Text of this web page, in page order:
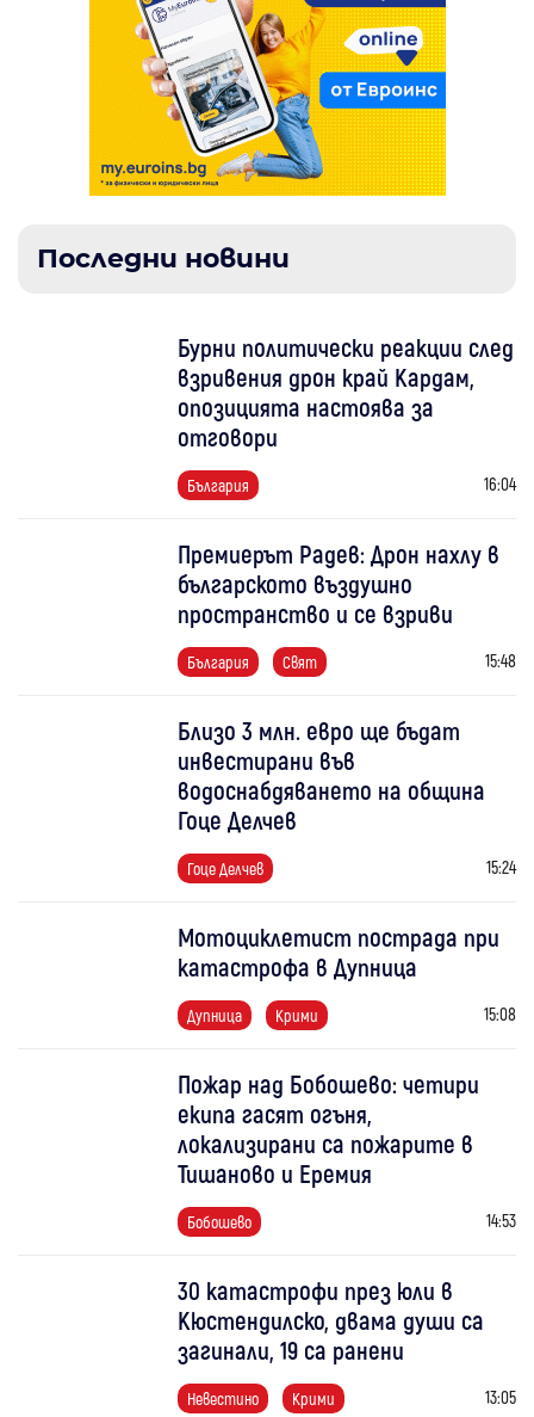
Последни новини
Бурни политически реакции след
взривения дрон край Кардам,
опозицията настоява за
отговори
България 16:04
Премиерът Радев: Дрон нахлу в
българското въздушно
пространство и се взриви
България Свят 15:48
Близо 3 млн. евро ще бъдат
инвестирани във
водоснабдяването на община
Гоце Делчев
Гоце Делчев 15:24
Мотоциклетист пострада при
катастрофа в Дупница
Дупница Крими 15:08
Пожар над Бобошево: четири
екипа гасят огъня,
локализирани са пожарите в
Тишаново и Еремия
Бобошево 14:53
30 катастрофи през юли в
Кюстендилско, двама души са
загинали, 19 са ранени
Невестино Крими 13:05